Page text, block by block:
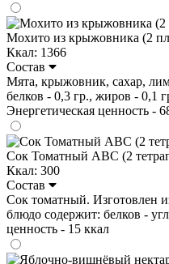
Мохито из крыжовника (2
Ккал: 1366
Состав
Мята, крыжовник, сахар,
белков - 0,3 гр., жиров - 0,1
Энергетическая ценность -
Сок Томатный ABC (2
Ккал: 300
Состав
Сок томатный. Изготовлен
блюдо содержит: белков -
ценность - 15 ккал